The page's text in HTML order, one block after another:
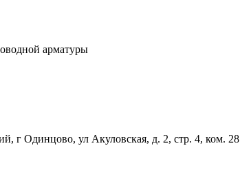
арматуры
г Одинцово, ул Акуловская, д. 2, стр. 4, ком. 28